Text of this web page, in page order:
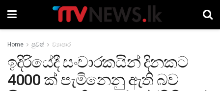
Home පුවත් ව්‍යාපාර
ඉදිරියේදී සංචාරකයින් දිනකට
4000 ක් පැමිනෙනු ඇති බව